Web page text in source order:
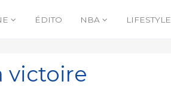
ÉDITO NBA LIFESTYLE
victoire